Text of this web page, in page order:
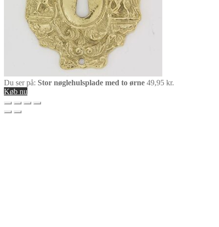
Du ser på: Stor nøglehulsplade med to ørne 49,95 kr.
Køb nu